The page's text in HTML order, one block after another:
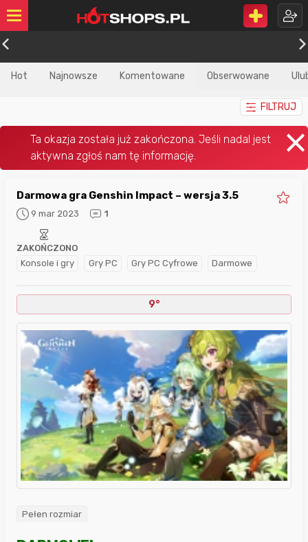
Hot Najnowsze Komentowane Obserwowane
FILTRUJ
Darmowa gra Genshin Impact – wersja 3.5
9 mar 2023 1
Konsole i gry Gry PC Gry PC Cyfrowe Darmowe
ZAKOŃCZONO
9°
Pełen rozmiar